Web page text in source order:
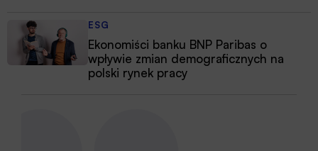
ESG
Ekonomiści banku BNP Paribas o
wpływie zmian demograficznych na
polski rynek pracy